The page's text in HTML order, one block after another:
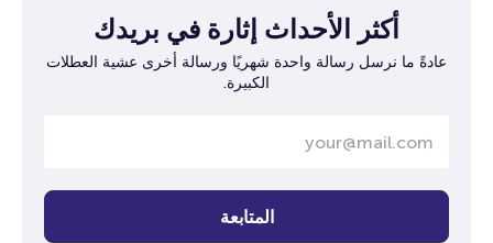
أكثر الأحداث إثارة في بريدك
عادةً ما نرسل رسالة واحدة شهريًا ورسالة أخرى عشية العطلات
الكبيرة.
المتابعة